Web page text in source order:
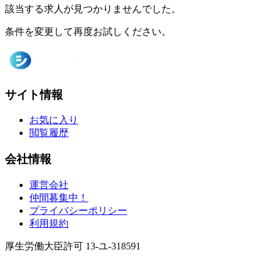
該当する求人が見つかりませんでした。
条件を変更して再度お試しください。
サイト情報
お気に入り
閲覧履歴
会社情報
運営会社
仲間募集中！
プライバシーポリシー
利用規約
厚生労働大臣許可 13-ユ-318591